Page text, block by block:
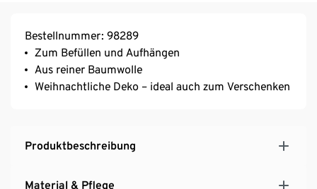
Bestellnummer: 98289
Zum Befüllen und Aufhängen
Aus reiner Baumwolle
Weihnachtliche Deko – ideal auch zum Verschenken
Produktbeschreibung
Material & Pflege